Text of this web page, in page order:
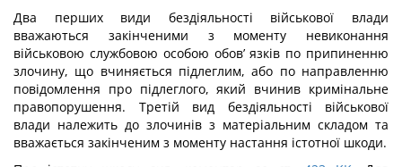
Два перших види бездіяльності військової влади
вважаються закінченими з мо­менту невиконання
військовою службовою особою обов’ язків по припиненню
зло­чину, що вчиняється підлеглим, або по направленню
повідомлення про підлеглого, який вчинив кримінальне
правопорушення. Третій вид бездіяльності військової
влади належить до злочинів з матеріальним складом та
вважається закінченим з моменту настання істотної шкоди.